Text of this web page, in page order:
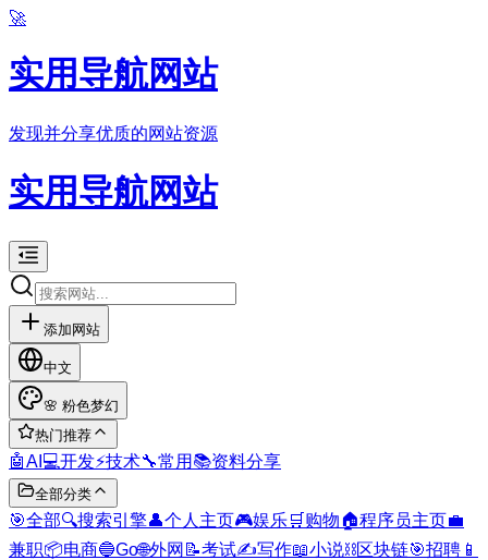
🚀
实用导航网站
发现并分享优质的网站资源
实用导航网站
添加网站
中文
🌸 粉色梦幻
热门推荐
🤖AI 💻开发⚡技术🔧常用 📚资料分享
全部分类
🎯全部🔍搜索引擎👤个人主页🎮娱乐🛒 购物🏠程序员主页💼
兼职📦电商🔵Go🌐外网 📝考试✍️写作📖小说⛓️区块链🎯招聘 📱